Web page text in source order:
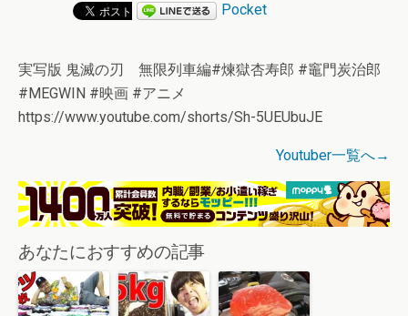
Pocket
実写版 鬼滅の刃 無限列車編#煉獄杏寿郎 #竈門炭治郎
#MEGWIN #映画 #アニメ
https://www.youtube.com/shorts/Sh-5UEUbuJE
Youtuber一覧へ→
あなたにおすすめの記事